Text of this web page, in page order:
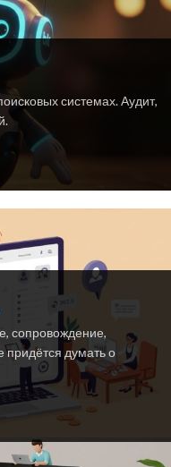
системах. Аудит,
сопровождение,
придётся думать о